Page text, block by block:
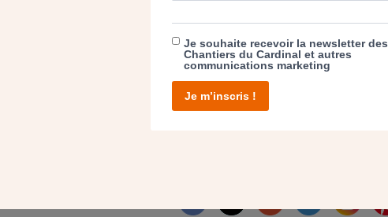
SEUL VOTRE DON
NOUS PERMET D’AGIR
Je souhaite recevoir la newsletter des
Chantiers du Cardinal et autres
communications marketing
Je m’inscris !